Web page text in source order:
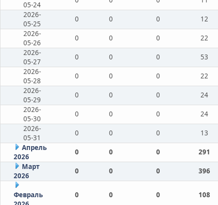
05-24
2026-
05-25
0 0 0
12
2026-
05-26
0 0 0
22
2026-
05-27
0 0 0
53
2026-
05-28
0 0 0
22
2026-
05-29
0 0 0
24
2026-
05-30
0 0 0
24
2026-
05-31
0 0 0
13
Апрель
2026
0 0 0
291
Март
2026
0 0 0 396
Февраль
0 0 0 108